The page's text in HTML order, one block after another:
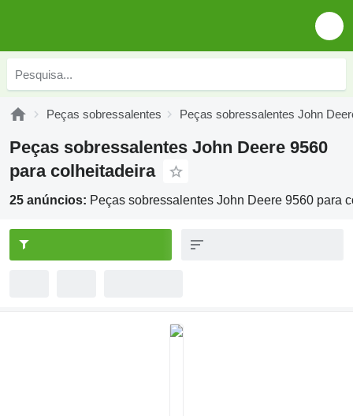
Peças sobressalentes Peças sobressalentes John
Peças sobressalentes John Deere 9560
para colheitadeira
25 anúncios: Peças sobressalentes John Deere 9560 para